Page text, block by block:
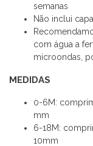
semanas
Não inclui
com água a
microondas,
MEDIDAS
0-6M:
mm
6-18M:
10mm